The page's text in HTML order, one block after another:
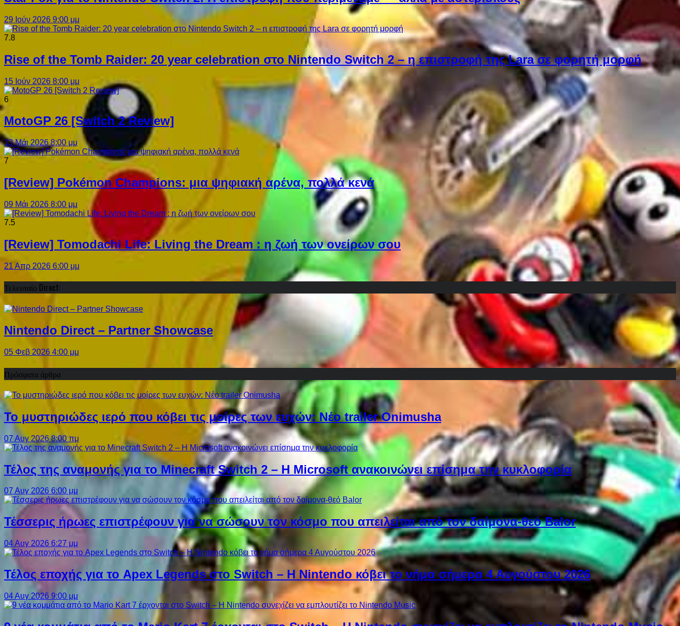
29 Ιούν 2026 9:00 μμ
7.8
Rise of the Tomb Raider: 20 year celebration στο Nintendo Switch 2 – η επιστροφή της Lara σε φορητή μορφή
15 Ιούν 2026 8:00 μμ
6
MotoGP 26 [Switch 2 Review]
13 Μάι 2026 8:00 μμ
7
[Review] Pokémon Champions: μια ψηφιακή αρένα, πολλά κενά
09 Μάι 2026 8:00 μμ
7.5
[Review] Tomodachi Life: Living the Dream : η ζωή των ονείρων σου
21 Απρ 2026 6:00 μμ
Τελευταίο Direct:
Nintendo Direct – Partner Showcase
05 Φεβ 2026 4:00 μμ
Πρόσφατα άρθρα
Το μυστηριώδες ιερό που κόβει τις μοίρες των ευχών: Νέο trailer Onimusha
07 Αυγ 2026 8:00 πμ
Τέλος της αναμονής για το Minecraft Switch 2 – Η Microsoft ανακοινώνει επίσημα την κυκλοφορία
07 Αυγ 2026 6:00 μμ
Τέσσερις ήρωες επιστρέφουν για να σώσουν τον κόσμο που απειλείται από τον δαίμονα-θεό Balor
04 Αυγ 2026 6:27 μμ
Τέλος εποχής για το Apex Legends στο Switch – Η Nintendo κόβει το νήμα σήμερα 4 Αυγούστου 2026
04 Αυγ 2026 9:00 μμ